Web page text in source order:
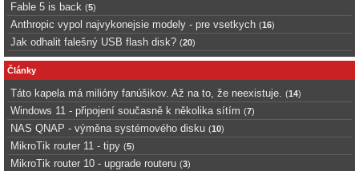
Fable 5 is back (5)
Anthropic vypol najvykonejsie modely - pre vsetkych (16)
Jak odhalit falešný USB flash disk? (20)
Články
Táto kapela má milióny fanúšikov. Až na to, že neexistuje. (14)
Windows 11 - připojení současně k několika sítím (7)
NAS QNAP - výměna systémového disku (10)
MikroTik router 11 - tipy (5)
MikroTik router 10 - upgrade routeru (3)